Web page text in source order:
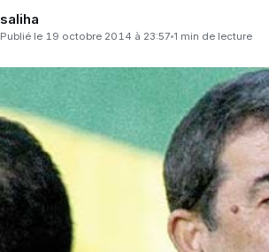
saliha
Publié le 19 octobre 2014 à 23:57 1 min de lecture